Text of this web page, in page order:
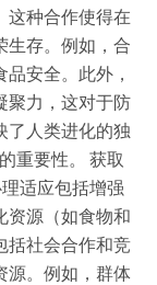
这种合作使得在
生存。例如，合
安全。此外，
聚力，这对于防
了人类进化的独
重要性。 获取
适应包括增强
资源（如食物和
括社会合作和竞
源。例如，群体